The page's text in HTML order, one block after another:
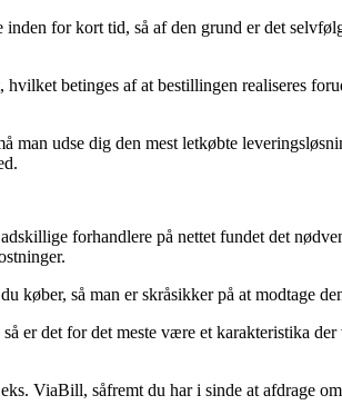
for kort tid, så af den grund er det
betinges af at bestillingen realiseres
udse dig den mest letkøbte
forhandlere på nettet fundet det
så man er skråsikker på at modtage
er det for det meste være et karakteristika
ViaBill, såfremt du har i sinde at afdrage